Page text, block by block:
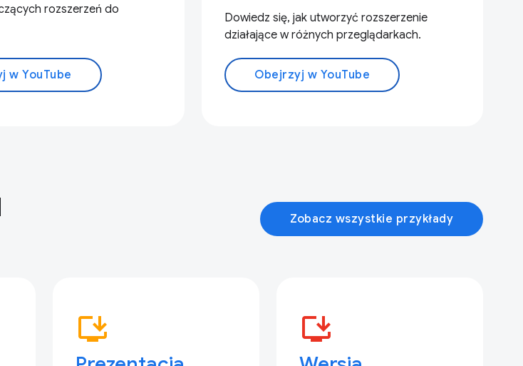
rozszerzeń do
w YouTube
Dowiedz się, jak utworzyć rozszerzenie
działające w różnych przeglądarkach.
Obejrzyj w YouTube
Zobacz wszystkie przykłady
install_desktop install_desktop